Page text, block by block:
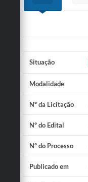
Formulários
Conselho Tutelar.
Carta de Serviços
Obras
Emprega
Agenda
Situação
Modalidade
Nº da Licitação
Nº do Edital
Nº do Processo
Publicado em